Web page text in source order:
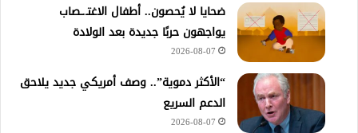
ضحايا لا يُحصون.. أطفال الاغتـ.ـصاب
يواجهون حربًا جديدة بعد الولادة
2026-08-07
“الأكثر دموية”.. وصف أمريكي جديد يلاحق
الدعم السريع
2026-08-07